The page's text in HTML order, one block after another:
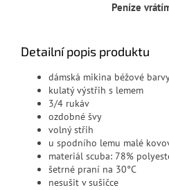
Peníze
Detailní popis produktu
dámská mikina béžové
kulatý výstřih s lemem
3/4 rukáv
ozdobné švy
volný střih
u spodního lemu malé
materiál scuba: 78%
šetrné praní na 30°C
nesušit v sušičce